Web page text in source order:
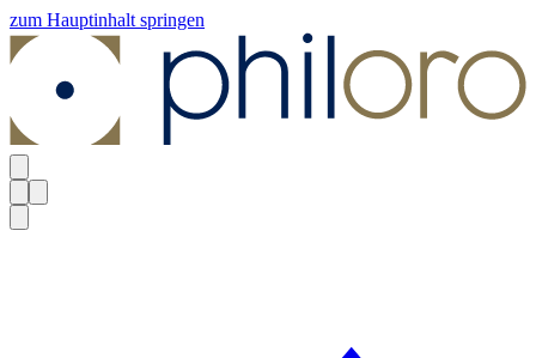
zum Hauptinhalt springen